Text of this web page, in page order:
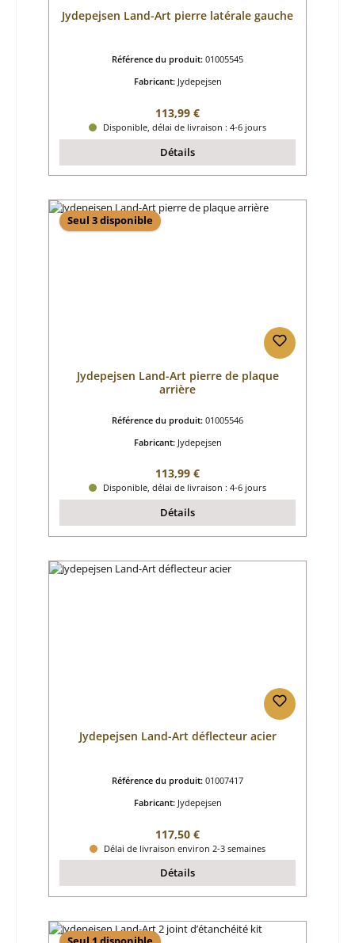
Jydepejsen Land-Art pierre latérale gauche
Référence du produit: 01005545
Fabricant: Jydepejsen
Prix régulier :
113,99 €
Disponible, délai de livraison : 4-6 jours
Détails
Seul 3 disponible
Jydepejsen Land-Art pierre de plaque
arrière
Référence du produit: 01005546
Fabricant: Jydepejsen
Prix régulier :
113,99 €
Disponible, délai de livraison : 4-6 jours
Détails
Jydepejsen Land-Art déflecteur acier
Référence du produit: 01007417
Fabricant: Jydepejsen
Prix régulier :
117,50 €
Délai de livraison environ 2-3 semaines
Détails